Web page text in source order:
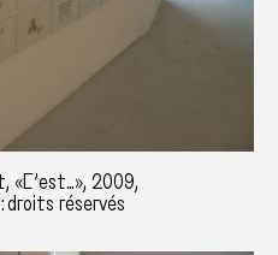
«C’est…», 2009,
droits réservés